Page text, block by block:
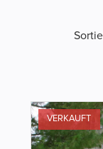
VERKAUFT